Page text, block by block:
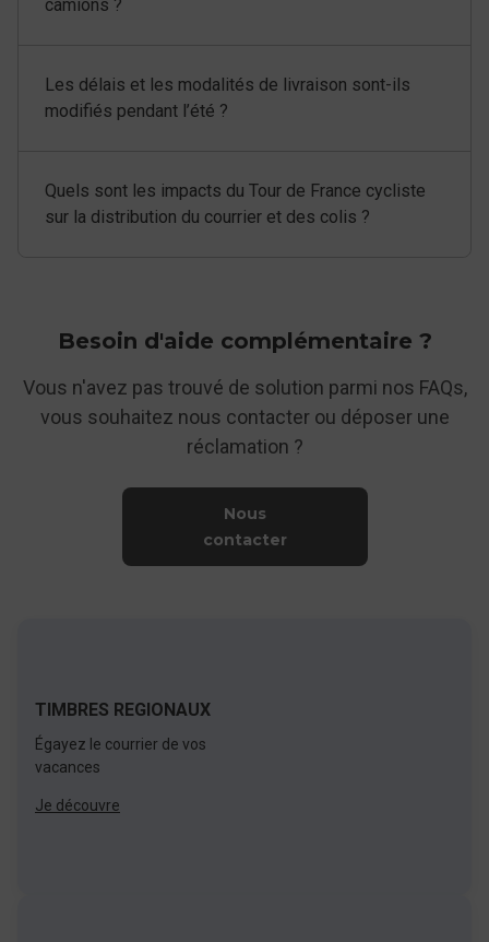
camions ?
Les délais et les modalités de livraison sont-ils
modifiés pendant l’été ?
Quels sont les impacts du Tour de France cycliste
sur la distribution du courrier et des colis ?
Besoin d'aide complémentaire ?
Vous n'avez pas trouvé de solution parmi nos FAQs,
vous souhaitez nous contacter ou déposer une
réclamation ?
Nous
contacter
TIMBRES REGIONAUX
Égayez le courrier de vos
vacances
Je découvre